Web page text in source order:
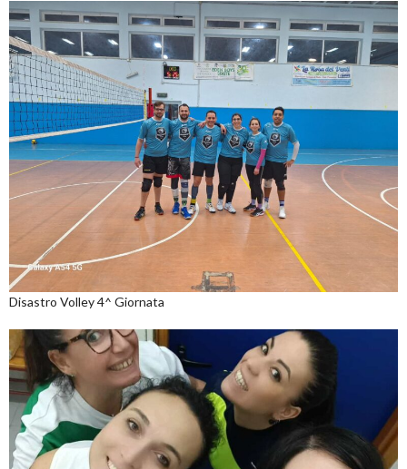
Disastro Volley 4^ Giornata